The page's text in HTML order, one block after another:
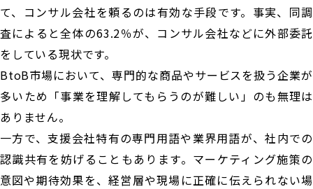
て、コンサル会社を頼るのは有効な手段です。事実、同調
査によると全体の63.2％が、コンサル会社などに外部委託
をしている現状です。
BtoB市場において、専門的な商品やサービスを扱う企業が
多いため「事業を理解してもらうのが難しい」のも無理は
ありません。
一方で、支援会社特有の専門用語や業界用語が、社内での
認識共有を妨げることもあります。マーケティング施策の
意図や期待効果を、経営層や現場に正確に伝えられない場